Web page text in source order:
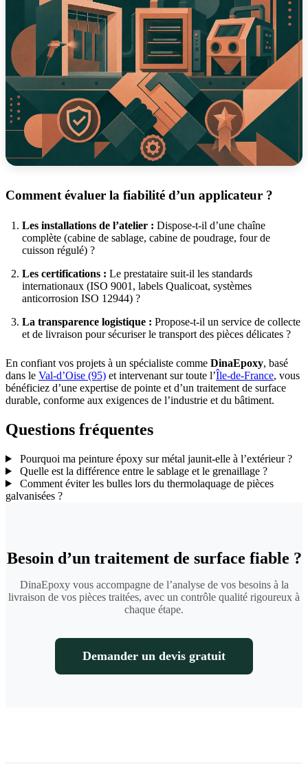
Comment évaluer la fiabilité d’un applicateur ?
Les installations de l’atelier : Dispose-t-il d’une chaîne
complète (cabine de sablage, cabine de poudrage, four de
cuisson régulé) ?
Les certifications : Le prestataire suit-il les standards
internationaux (ISO 9001, labels Qualicoat, systèmes
anticorrosion ISO 12944) ?
La transparence logistique : Propose-t-il un service de collecte
et de livraison pour sécuriser le transport des pièces délicates ?
En confiant vos projets à un spécialiste comme DinaEpoxy, basé
dans le Val-d’Oise (95) et intervenant sur toute l’Île-de-France, vous
bénéficiez d’une expertise de pointe et d’un traitement de surface
durable, conforme aux exigences de l’industrie et du bâtiment.
Questions fréquentes
Pourquoi ma peinture époxy sur métal jaunit-elle à l’extérieur ?
Quelle est la différence entre le sablage et le grenaillage ?
Comment éviter les bulles lors du thermolaquage de pièces
galvanisées ?
Besoin d’un traitement de surface fiable ?
DinaEpoxy vous accompagne de l’analyse de vos besoins à la
livraison de vos pièces traitées, avec un contrôle qualité rigoureux à
chaque étape.
Demander un devis gratuit